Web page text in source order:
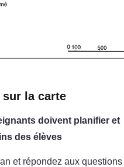
sur la carte
doivent planifier et
des élèves
et répondez aux questions